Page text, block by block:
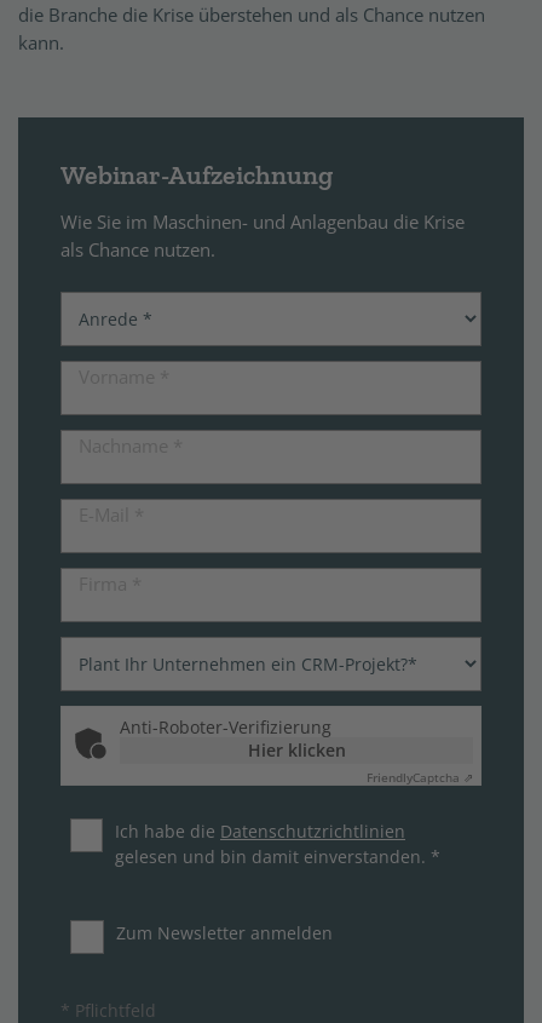
die Branche die Krise überstehen und als Chance nutzen
kann.
Webinar-Aufzeichnung
Wie Sie im Maschinen- und Anlagenbau die Krise
als Chance nutzen.
Anti-Roboter-Verifizierung
Hier klicken
FriendlyCaptcha ⇗
Ich habe die Datenschutzrichtlinien
gelesen und bin damit einverstanden. *
Zum Newsletter anmelden
* Pflichtfeld